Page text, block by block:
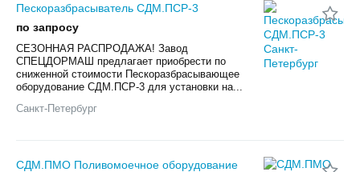
Пескоразбрасыватель СДМ.ПСР-3
по запросу
СЕЗОННАЯ РАСПРОДАЖА! Завод
СПЕЦДОРМАШ предлагает приобрести по
сниженной стоимости Пескоразбрасывающее
оборудование СДМ.ПСР-3 для установки на...
Санкт-Петербург
СДМ.ПМО Поливомоечное оборудование